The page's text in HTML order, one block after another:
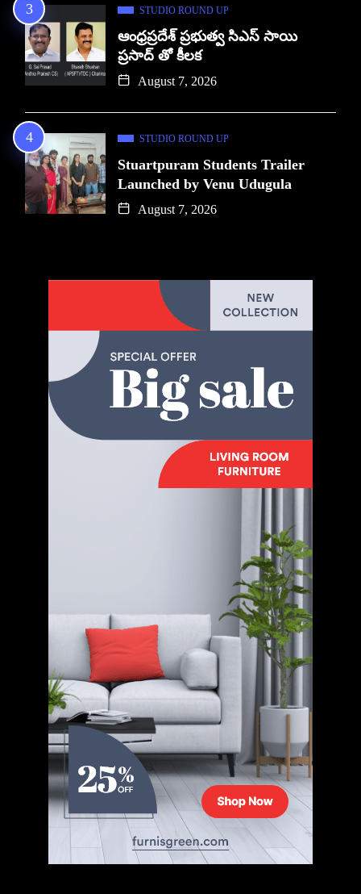
STUDIO ROUND UP
ఆంధ్రప్రదేశ్ ప్రభుత్వ సిఎస్ సాయి
ప్రసాద్ తో కీలక
August 7, 2026
STUDIO ROUND UP
Stuartpuram Students Trailer
Launched by Venu Udugula
August 7, 2026